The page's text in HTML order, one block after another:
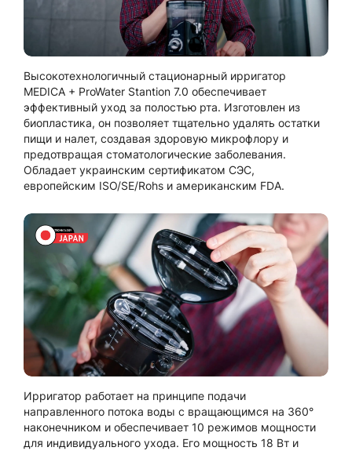
Высокотехнологичный стационарный ирригатор
MEDICA + ProWater Stantion 7.0 обеспечивает
эффективный уход за полостью рта. Изготовлен из
биопластика, он позволяет тщательно удалять остатки
пищи и налет, создавая здоровую микрофлору и
предотвращая стоматологические заболевания.
Обладает украинским сертификатом СЭС,
европейским ISO/SE/Rohs и американским FDA.
Ирригатор работает на принципе подачи
направленного потока воды с вращающимся на 360°
наконечником и обеспечивает 10 режимов мощности
для индивидуального ухода. Его мощность 18 Вт и